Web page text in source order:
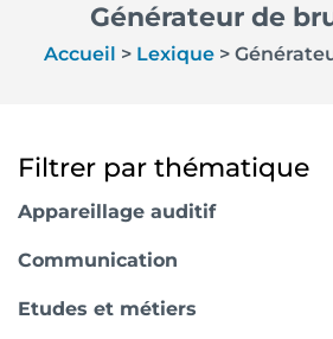
Générateur de
Accueil > Lexique>
Filtrer par thématique
Appareillage auditif
Communication
Etudes et métiers